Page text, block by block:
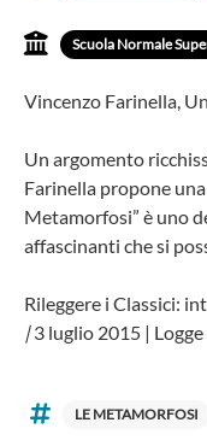
Scuola Normale
Vincenzo Farinella,
Un argomento
Farinella propone
Metamorfosi” è uno
affascinanti che si
Rileggere i Classici:
|3 luglio 2015 |
LE METAMORFOSI